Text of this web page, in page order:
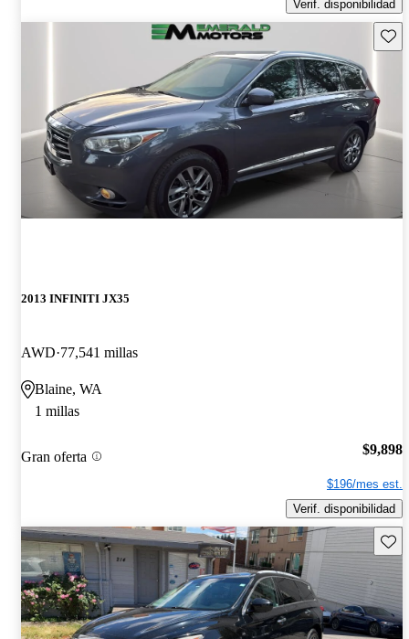
Verif. disponibilidad
2013 INFINITI JX35
AWD 77,541 millas
Blaine, WA
1 millas
Gran oferta $9,898
$196/mes est.
Verif. disponibilidad